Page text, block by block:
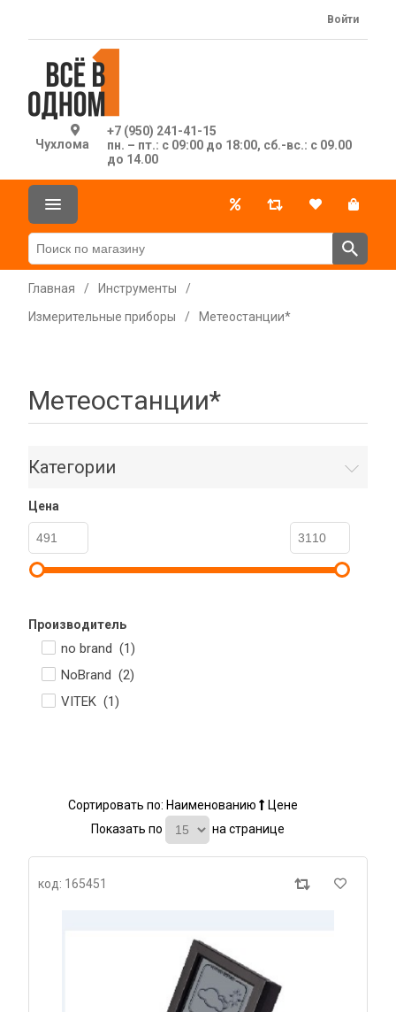
Чухлома
+7 (950) 241-41-15
пн. – пт.: с 09:00 до 18:00, сб.-вс.: с 09.00
до 14.00
Войти
Главная / Инструменты
/
Измерительные приборы
/ Метеостанции*
Метеостанции*
Категории
Цена
Производитель
no brand (1)
NoBrand (2)
VITEK (1)
Сортировать по: Наименованию
Цене
Показать по
на странице
код: 165451